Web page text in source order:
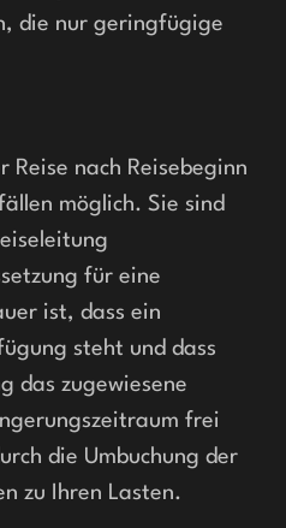
die nur geringfügige
Reise nach Reisebeginn
möglich. Sie sind
für eine
ist, dass ein
steht und dass
das zugewiesene
frei
die Umbuchung der
zu Ihren Lasten.